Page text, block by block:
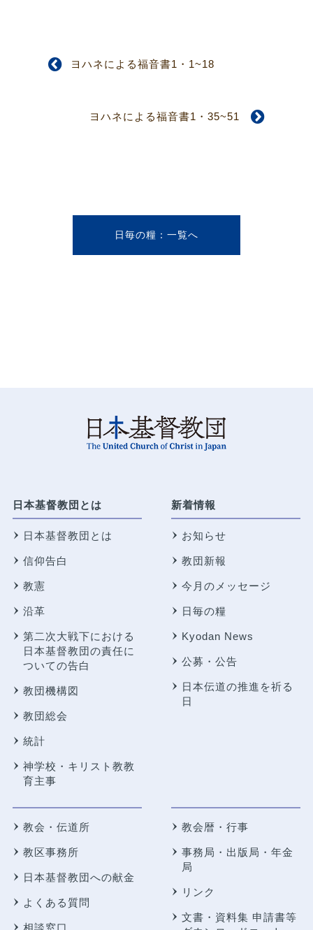
ヨハネによる福音書1・1~18
ヨハネによる福音書1・35~51
日毎の糧
日本基督教団とは
日本基督教団とは
信仰告白
教憲
沿革
第二次大戦下における
日本基督教団の責任に
ついての告白
教団機構図
教団総会
統計
神学校・キリスト教教
育主事
新着情報
お知らせ
教団新報
今月のメッセージ
日毎の糧
Kyodan News
公募・公告
日本伝道の推進を祈る
日
教会・伝道所
教区事務所
日本基督教団への献金
よくある質問
相談窓口
教会暦・行事
事務局・出版局・年金
局
リンク
文書・資料集 申請書等